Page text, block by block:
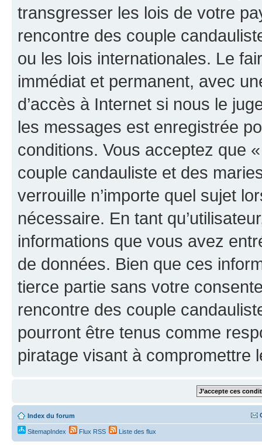
transgresser les lois de votre
rencontre des couple
ou les lois internationales. Le
immédiat et permanent, avec
d’accès à Internet si nous le
les messages est enregistrée
conditions. Vous acceptez que
couple candauliste et des
verrouille n’importe quel sujet
nécessaire. En tant
informations que vous avez
de données. Bien que ces
tierce partie sans votre
rencontre des couple
pourront être tenus comme
piratage visant à compromettre
Index du forum
SitemapIndex Flux RSS Liste des flux